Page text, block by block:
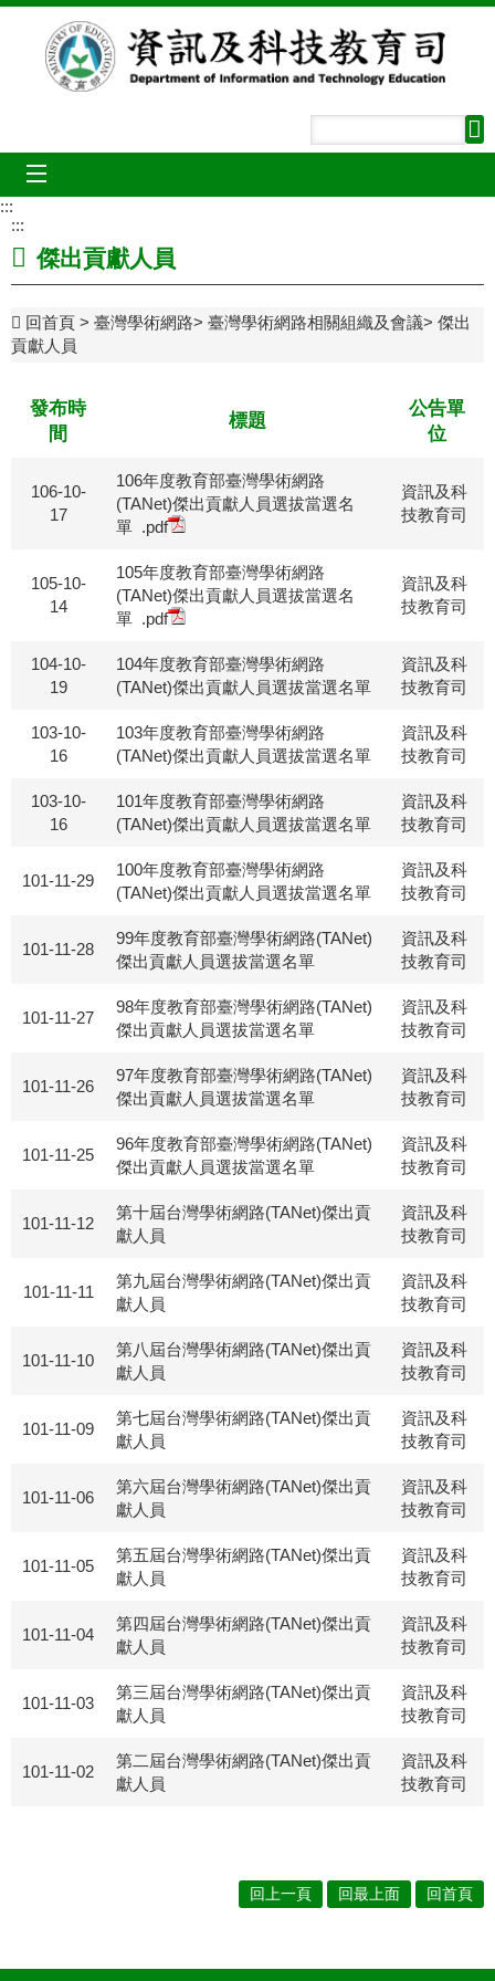
跳到主要內容區塊
:::
:::
傑出貢獻人員
回首頁 臺灣學術網路 臺灣學術網路相關組織及會議
傑出
貢獻人員
發布時
間
標題
公告單
位
106-10-
17
106年度教育部臺灣學術網路
(TANet)傑出貢獻人員選拔當選名
單 .pdf
資訊及科
技教育司
105-10-
14
105年度教育部臺灣學術網路
(TANet)傑出貢獻人員選拔當選名
單 .pdf
資訊及科
技教育司
104-10-
19
104年度教育部臺灣學術網路
(TANet)傑出貢獻人員選拔當選名單
資訊及科
技教育司
103-10-
16
103年度教育部臺灣學術網路
(TANet)傑出貢獻人員選拔當選名單
資訊及科
技教育司
103-10-
16
101年度教育部臺灣學術網路
(TANet)傑出貢獻人員選拔當選名單
資訊及科
技教育司
101-11-29
100年度教育部臺灣學術網路
(TANet)傑出貢獻人員選拔當選名單
資訊及科
技教育司
101-11-28
99年度教育部臺灣學術網路(TANet)
傑出貢獻人員選拔當選名單
資訊及科
技教育司
101-11-27
98年度教育部臺灣學術網路(TANet)
傑出貢獻人員選拔當選名單
資訊及科
技教育司
101-11-26
97年度教育部臺灣學術網路(TANet)
傑出貢獻人員選拔當選名單
資訊及科
技教育司
101-11-25
96年度教育部臺灣學術網路(TANet)
傑出貢獻人員選拔當選名單
資訊及科
技教育司
101-11-12
第十屆台灣學術網路(TANet)傑出貢
獻人員
資訊及科
技教育司
101-11-11
第九屆台灣學術網路(TANet)傑出貢
獻人員
資訊及科
技教育司
101-11-10
第八屆台灣學術網路(TANet)傑出貢
獻人員
資訊及科
技教育司
101-11-09
第七屆台灣學術網路(TANet)傑出貢
獻人員
資訊及科
技教育司
101-11-06
第六屆台灣學術網路(TANet)傑出貢
獻人員
資訊及科
技教育司
101-11-05
第五屆台灣學術網路(TANet)傑出貢
獻人員
資訊及科
技教育司
101-11-04
第四屆台灣學術網路(TANet)傑出貢
獻人員
資訊及科
技教育司
101-11-03
第三屆台灣學術網路(TANet)傑出貢
獻人員
資訊及科
技教育司
101-11-02
第二屆台灣學術網路(TANet)傑出貢
獻人員
資訊及科
技教育司
回上一頁 回最上面 回首頁